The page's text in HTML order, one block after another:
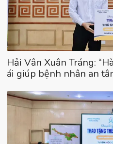
Hải Vân Xuân Tráng:
ái giúp bệnh nhân an